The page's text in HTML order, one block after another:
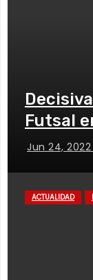
Futsal
Jun 24, 2022
ACTUALIDAD